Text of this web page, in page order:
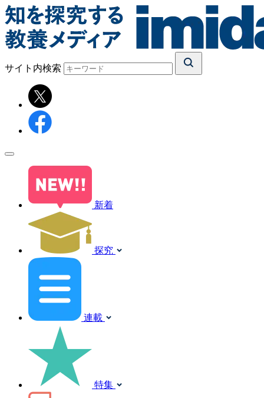
サイト内検索
新着
探究
連載
特集